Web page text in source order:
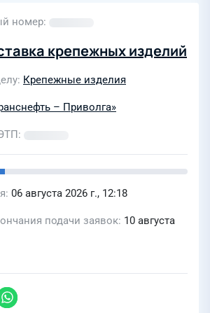
номер
крепежных изделий
Крепежные изделия
– Приволга»
06 августа 2026 г., 12:18
подачи заявок 10 августа